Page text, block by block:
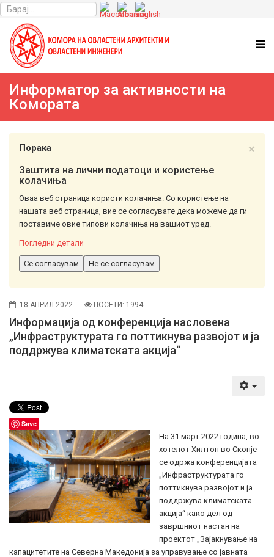
Информатор за активности на
Комората
×
Порака
Заштита на лични податоци и користење
колачиња
Оваа веб страница користи колачиња. Со користење на
нашата веб страница, вие се согласувате дека можеме да ги
поставиме овие типови колачиња на вашиот уред.
Погледни детали
Се согласувам Не се согласувам
18 АПРИЛ 2022 ПОСЕТИ: 1994
Информација од конференција насловена
„Инфраструктурата го поттикнува развојот и ја
поддржува климатската акција“
Save
На 31 март 2022 година, во
хотелот Хилтон во Скопје
се одржа конференцијата
„Инфраструктурата го
поттикнува развојот и ја
поддржува климатската
акција“ како дел од
завршниот настан на
проектот „Зајакнување на
капацитетите на Северна Македонија за управување со јавната